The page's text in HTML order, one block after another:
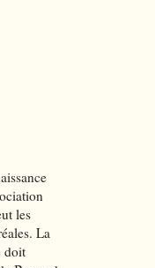
les
La
doit